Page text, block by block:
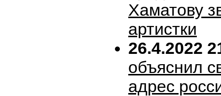
Хаматову
артистки
26.4.2022
объяснил
адрес